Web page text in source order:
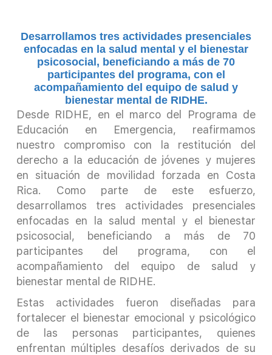
Desarrollamos tres actividades presenciales
enfocadas en la salud mental y el bienestar
psicosocial, beneficiando a más de 70
participantes del programa, con el
acompañamiento del equipo de salud y
bienestar mental de RIDHE.
Desde RIDHE, en el marco del Programa de
Educación en Emergencia, reafirmamos
nuestro compromiso con la restitución del
derecho a la educación de jóvenes y mujeres
en situación de movilidad forzada en Costa
Rica. Como parte de este esfuerzo,
desarrollamos tres actividades presenciales
enfocadas en la salud mental y el bienestar
psicosocial, beneficiando a más de 70
participantes del programa, con el
acompañamiento del equipo de salud y
bienestar mental de RIDHE.
Estas actividades fueron diseñadas para
fortalecer el bienestar emocional y psicológico
de las personas participantes, quienes
enfrentan múltiples desafíos derivados de su